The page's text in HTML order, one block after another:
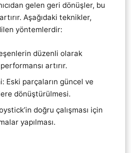
gelen geri dönüşler, bu
Aşağıdaki teknikler,
yöntemlerdir:
düzenli olarak
artırır.
Eski parçaların güncel ve
dönüştürülmesi.
doğru çalışması için
yapılması.